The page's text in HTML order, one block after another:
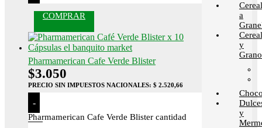
COMPRAR
Pharmamerican Cafe Verde Blister
$3.050
PRECIO SIN IMPUESTOS NACIONALES: $ 2.520,66
-
Pharmamerican Cafe Verde Blister cantidad
a
y
y